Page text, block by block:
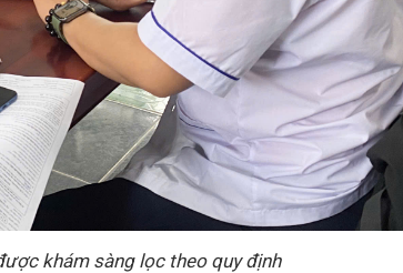
khám sàng lọc theo quy định